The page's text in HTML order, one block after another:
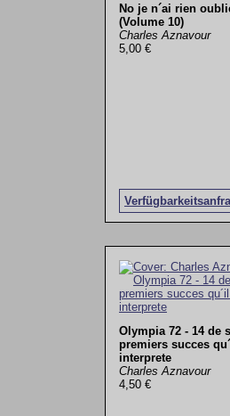
No je n´ai rien
(Volume 10)
Charles Aznavour
5,00 €
Olympia 72 - 14 de
premiers succes
interprete
Charles Aznavour
4,50 €